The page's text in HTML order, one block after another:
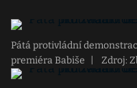
Pátá protivládní
premiéra Babiše
Zdroj: